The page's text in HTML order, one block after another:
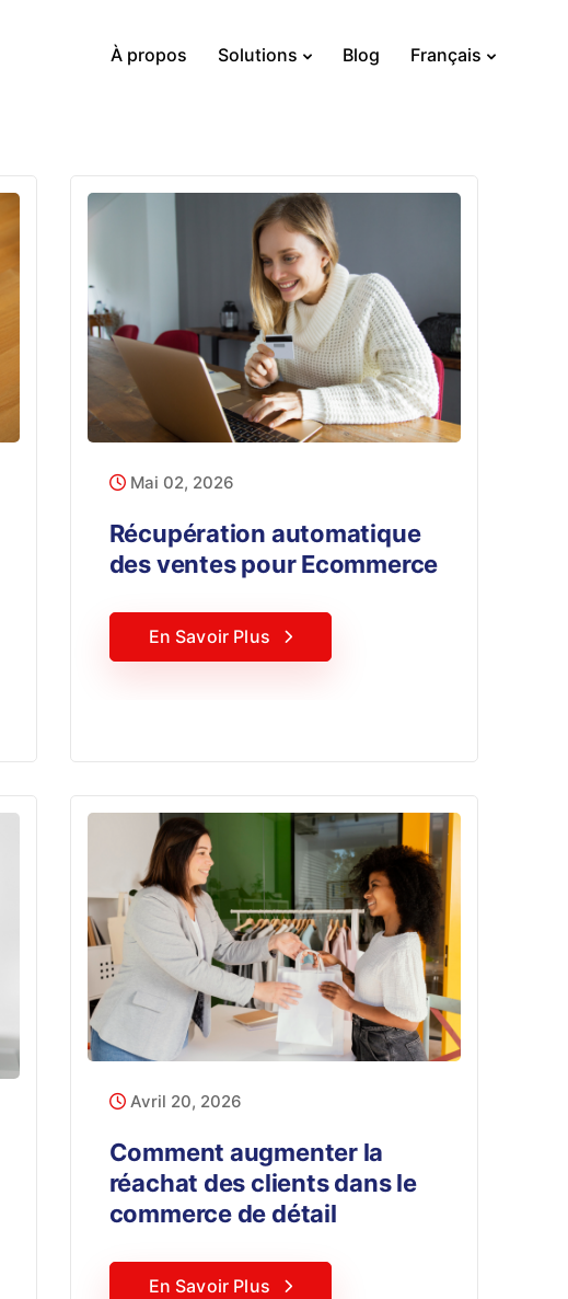
À propos Solutions Blog Français
Mai 02, 2026
Récupération automatique
des ventes pour Ecommerce
En Savoir Plus
Avril 20, 2026
Comment augmenter la
réachat des clients dans le
commerce de détail
En Savoir Plus